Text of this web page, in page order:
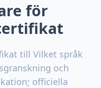
för
till Vilket språk
och
officiella